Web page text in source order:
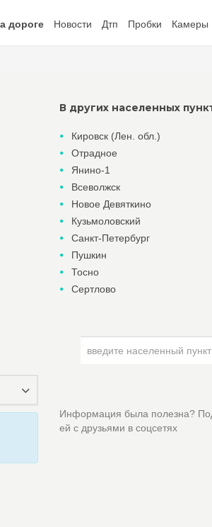
дороге Новости Дтп Пробки Камеры
В других населенных
Кировск (Лен. обл.)
Отрадное
Янино-1
Всеволжск
Новое Девяткино
Кузьмоловский
Санкт-Петербург
Пушкин
Тосно
Сертлово
Информация была полезна?
ей с друзьями в соцсетях